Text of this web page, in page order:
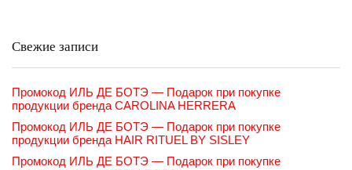
Свежие записи
Промокод ИЛЬ ДЕ БОТЭ — Подарок при покупке
продукции бренда CAROLINA HERRERA
Промокод ИЛЬ ДЕ БОТЭ — Подарок при покупке
продукции бренда HAIR RITUEL BY SISLEY
Промокод ИЛЬ ДЕ БОТЭ — Подарок при покупке